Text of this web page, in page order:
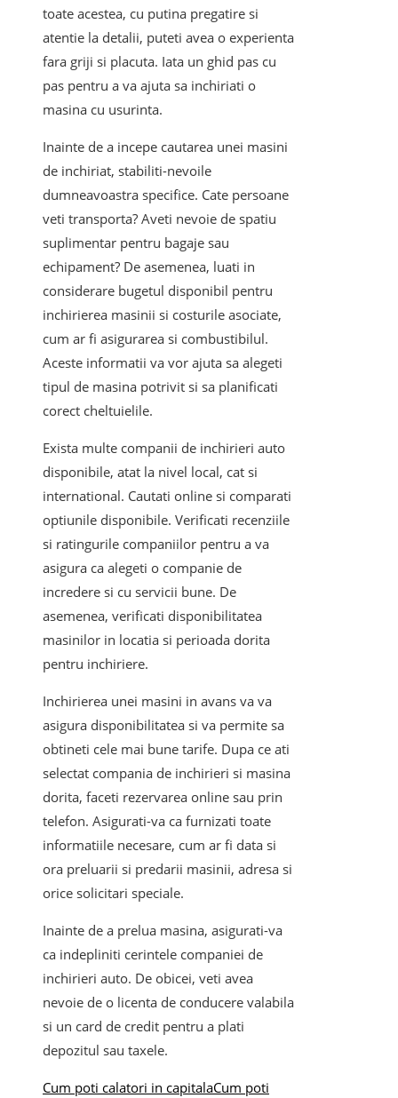
toate acestea, cu putina pregatire si
atentie la detalii, puteti avea o experienta
fara griji si placuta. Iata un ghid pas cu
pas pentru a va ajuta sa inchiriati o
masina cu usurinta.
Inainte de a incepe cautarea unei masini
de inchiriat, stabiliti-nevoile
dumneavoastra specifice. Cate persoane
veti transporta? Aveti nevoie de spatiu
suplimentar pentru bagaje sau
echipament? De asemenea, luati in
considerare bugetul disponibil pentru
inchirierea masinii si costurile asociate,
cum ar fi asigurarea si combustibilul.
Aceste informatii va vor ajuta sa alegeti
tipul de masina potrivit si sa planificati
corect cheltuielile.
Exista multe companii de inchirieri auto
disponibile, atat la nivel local, cat si
international. Cautati online si comparati
optiunile disponibile. Verificati recenziile
si ratingurile companiilor pentru a va
asigura ca alegeti o companie de
incredere si cu servicii bune. De
asemenea, verificati disponibilitatea
masinilor in locatia si perioada dorita
pentru inchiriere.
Inchirierea unei masini in avans va va
asigura disponibilitatea si va permite sa
obtineti cele mai bune tarife. Dupa ce ati
selectat compania de inchirieri si masina
dorita, faceti rezervarea online sau prin
telefon. Asigurati-va ca furnizati toate
informatiile necesare, cum ar fi data si
ora preluarii si predarii masinii, adresa si
orice solicitari speciale.
Inainte de a prelua masina, asigurati-va
ca indepliniti cerintele companiei de
inchirieri auto. De obicei, veti avea
nevoie de o licenta de conducere valabila
si un card de credit pentru a plati
depozitul sau taxele.
Cum poti calatori in capitalaCum poti